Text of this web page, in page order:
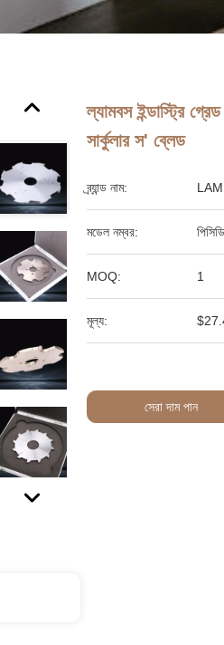
ল্যামবস ইন্ডাস্ট্রি
সার্কুলার স' ব্লেড
ব্র্যান্ড নাম:
মডেল নম্বর:
MOQ: 1
মূল্য:
সেরা দাম পান